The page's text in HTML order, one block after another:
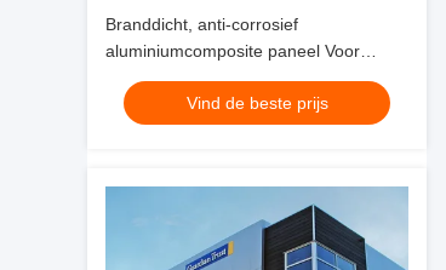
Branddicht, anti-corrosief
aluminiumcomposite paneel Voor
bekleding, gordijnwand, interieur
decoratie
Vind de beste prijs